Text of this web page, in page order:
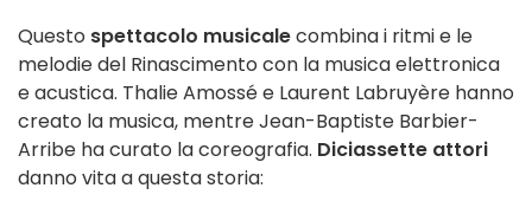
Questo spettacolo musicalecombina i ritmi e le
melodie del Rinascimento con la musica elettronica
e acustica. Thalie Amossé e Laurent Labruyère hanno
creato la musica, mentre Jean-Baptiste Barbier-
Arribe ha curato la coreografia. Diciassette attori
danno vita a questa storia: